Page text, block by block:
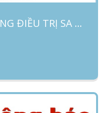
BƯỚC TIẾN MỚI TRONG ĐIỀU TRỊ SA TỬ CUNG TẠI BỆNH VIỆN PHỤ SẢN - NHI ĐÀ NẴNG